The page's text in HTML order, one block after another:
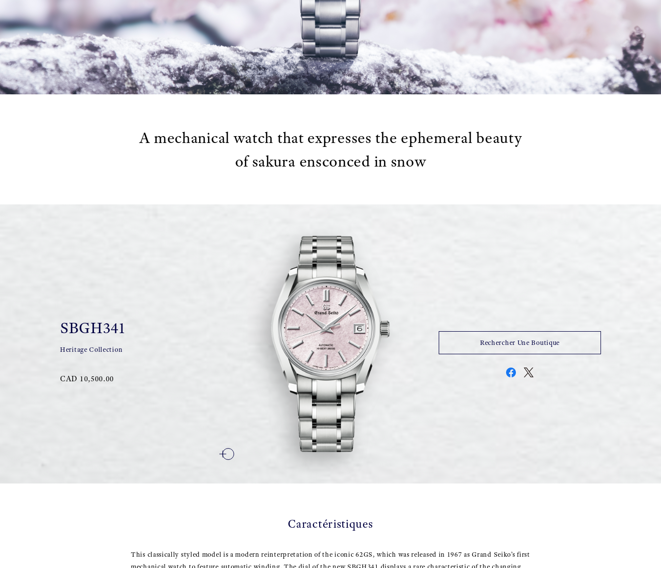
A mechanical watch that expresses the ephemeral beauty
of sakura ensconced in snow
SBGH341
Heritage Collection
CAD 10,500.00
Rechercher Une Boutique
Caractéristiques
This classically styled model is a modern reinterpretation of the iconic 62GS, which was released in 1967 as Grand Seiko’s first